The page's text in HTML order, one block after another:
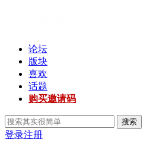
论坛
版块
喜欢
话题
购买邀请码
搜索
登录注册